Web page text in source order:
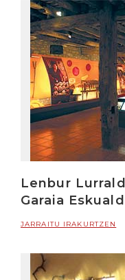
Lenbur
Garaia
JARRAITU IRAKURTZEN